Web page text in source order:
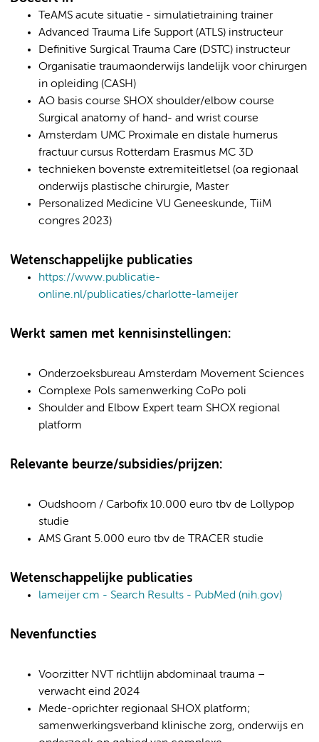
TeAMS acute situatie - simulatietraining trainer
Advanced Trauma Life Support (ATLS) instructeur
Definitive Surgical Trauma Care (DSTC) instructeur
Organisatie traumaonderwijs landelijk voor chirurgen
in opleiding (CASH)
AO basis course SHOX shoulder/elbow course
Surgical anatomy of hand- and wrist course
Amsterdam UMC Proximale en distale humerus
fractuur cursus Rotterdam Erasmus MC 3D
technieken bovenste extremiteitletsel (oa regionaal
onderwijs plastische chirurgie, Master
Personalized Medicine VU Geneeskunde, TiiM
congres 2023)
Wetenschappelijke publicaties
https://www.publicatie-
online.nl/publicaties/charlotte-lameijer
Werkt samen met kennisinstellingen:
Onderzoeksbureau Amsterdam Movement Sciences
Complexe Pols samenwerking CoPo poli
Shoulder and Elbow Expert team SHOX regional
platform
Relevante beurze/subsidies/prijzen:
Oudshoorn / Carbofix 10.000 euro tbv de Lollypop
studie
AMS Grant 5.000 euro tbv de TRACER studie
Wetenschappelijke publicaties
lameijer cm - Search Results - PubMed (nih.gov)
Nevenfuncties
Voorzitter NVT richtlijn abdominaal trauma –
verwacht eind 2024
Mede-oprichter regionaal SHOX platform;
samenwerkingsverband klinische zorg, onderwijs en